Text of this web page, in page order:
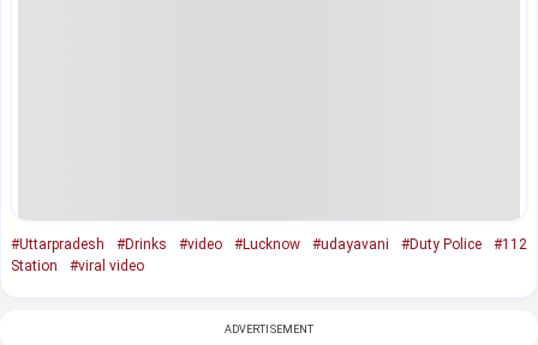
#Uttarpradesh #Drinks #video #Lucknow #udayavani #Duty Police
#112
Station
#viral video
ADVERTISEMENT